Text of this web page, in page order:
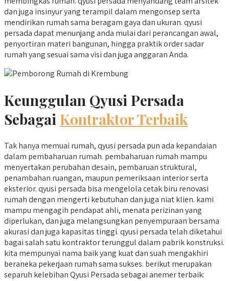
dan juga insinyur yang terampil dalam mengonsep serta
mendirikan rumah sama beragam gaya dan ukuran. qyusi
persada dapat menunjang anda mulai dari perancangan awal,
penyortiran materi bangunan, hingga praktik order sadar
rumah yang sesuai sama visi dan juga anggaran Anda.
Keunggulan Qyusi Persada
Sebagai Kontraktor Terbaik
Tak hanya memuai rumah, qyusi persada pun ada kepandaian
dalam pembaharuan rumah. pembaharuan rumah mampu
menyertakan perubahan desain, pembaruan struktural,
penambahan ruangan, maupun pemeriksaan interior serta
eksterior. qyusi persada bisa mengelola cetak biru renovasi
rumah dengan mengerti kebutuhan dan juga niat klien. kami
mampu mengagih pendapat ahli, menata perizinan yang
diperlukan, dan juga melangsungkan penyempuraan bersama
akurasi dan juga kapasitas tinggi. qyusi persada telah diketahui
bagai salah satu kontraktor terunggul dalam pabrik konstruksi.
kita mempunyai nama baik yang kuat dan suah mengakhiri
beraneka pekerjaan rumah sama sukses. berikut merupakan
separuh kelebihan Qyusi Persada sebagai anemer terbaik: